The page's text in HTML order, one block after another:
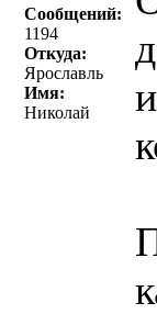
Сообщений:
1194
Откуда:
Ярославль
Имя:
Николай